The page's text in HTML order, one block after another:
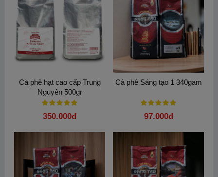
Cà phê hạt cao cấp Trung
Nguyên 500gr
350.000đ
Cà phê Sáng tạo 1 340gam
97.000đ